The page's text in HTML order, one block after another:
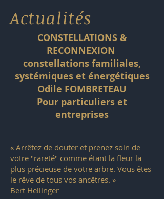
Actualités
CONSTELLATIONS &
RECONNEXION
constellations familiales,
systémiques et énergétiques
Odile FOMBRETEAU
Pour particuliers et
entreprises
« Arrêtez de douter et prenez soin de
votre "rareté" comme étant la fleur la
plus précieuse de votre arbre. Vous êtes
le rêve de tous vos ancêtres. »
Bert Hellinger